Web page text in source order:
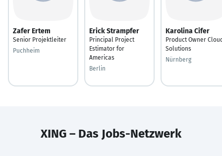
Zafer Ertem
Senior Projektleiter
Puchheim
Erick Strampfer
Principal Project
Estimator for
Americas
Berlin
Karolina Cifer
Product Owner
Solutions
Nürnberg
XING – Das Jobs-Netzwerk